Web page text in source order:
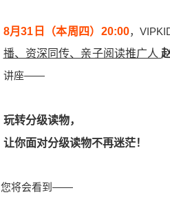
8月31日（本周四）20:00，
播、资深同传、亲子阅读推广人
讲座——
玩转分级读物，
让你面对分级读物不再迷茫！
您将会看到——